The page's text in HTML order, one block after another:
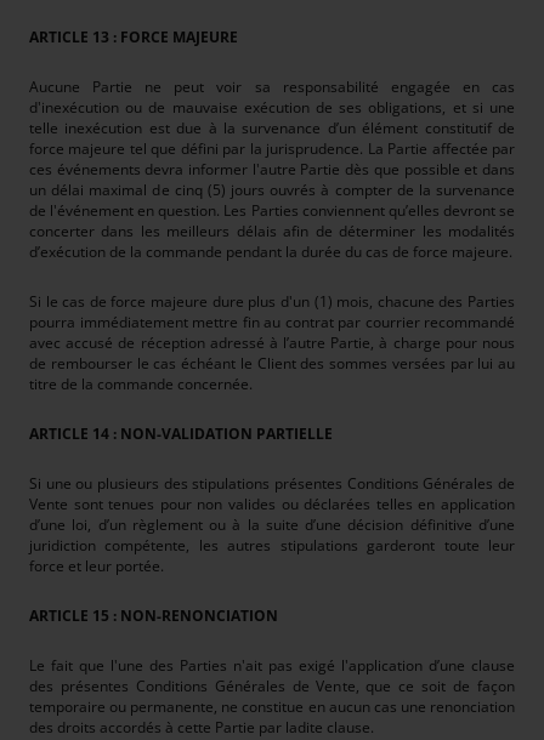
ARTICLE 13 : FORCE MAJEURE
Aucune Partie ne peut voir sa responsabilité engagée en cas
d'inexécution ou de mauvaise exécution de ses obligations, et si une
telle inexécution est due à la survenance d’un élément constitutif de
force majeure tel que défini par la jurisprudence. La Partie affectée par
ces événements devra informer l'autre Partie dès que possible et dans
un délai maximal de cinq (5) jours ouvrés à compter de la survenance
de l'événement en question. Les Parties conviennent qu’elles devront se
concerter dans les meilleurs délais afin de déterminer les modalités
d’exécution de la commande pendant la durée du cas de force majeure.
Si le cas de force majeure dure plus d'un (1) mois, chacune des Parties
pourra immédiatement mettre fin au contrat par courrier recommandé
avec accusé de réception adressé à l’autre Partie, à charge pour nous
de rembourser le cas échéant le Client des sommes versées par lui au
titre de la commande concernée.
ARTICLE 14 : NON-VALIDATION PARTIELLE
Si une ou plusieurs des stipulations présentes Conditions Générales de
Vente sont tenues pour non valides ou déclarées telles en application
d’une loi, d’un règlement ou à la suite d’une décision définitive d’une
juridiction compétente, les autres stipulations garderont toute leur
force et leur portée.
ARTICLE 15 : NON-RENONCIATION
Le fait que l'une des Parties n'ait pas exigé l'application d’une clause
des présentes Conditions Générales de Vente, que ce soit de façon
temporaire ou permanente, ne constitue en aucun cas une renonciation
des droits accordés à cette Partie par ladite clause.